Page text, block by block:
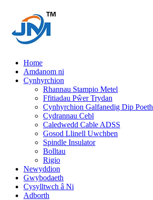
Home
Amdanom ni
Cynhyrchion
Rhannau Stampio Metel
Ffitiadau Pŵer Trydan
Cynhyrchion Galfanedig Dip Poeth
Cydrannau Cebl
Caledwedd Cable ADSS
Gosod Llinell Uwchben
Spindle Insulator
Bolltau
Rigio
Newyddion
Gwybodaeth
Cysylltwch â Ni
Adborth